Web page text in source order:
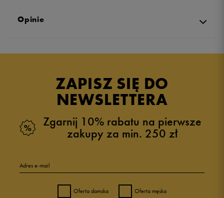
Opinie
ZAPISZ SIĘ DO
NEWSLETTERA
Zgarnij 10% rabatu na pierwsze
zakupy za min. 250 zł
Adres e-mail
Oferta damska Oferta męska